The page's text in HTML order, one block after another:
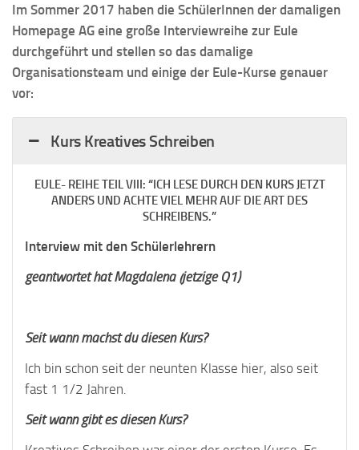
Im Sommer 2017 haben die SchülerInnen der damaligen
Homepage AG eine große Interviewreihe zur Eule
durchgeführt und stellen so das damalige
Organisationsteam und einige der Eule-Kurse genauer
vor:
Kurs Kreatives Schreiben
EULE- REIHE TEIL VIII: “ICH LESE DURCH DEN KURS JETZT
ANDERS UND ACHTE VIEL MEHR AUF DIE ART DES
SCHREIBENS.”
Interview mit den Schülerlehrern
geantwortet hat Magdalena (jetzige Q1)
Seit wann machst du diesen Kurs?
Ich bin schon seit der neunten Klasse hier, also seit
fast 1 1/2 Jahren.
Seit wann gibt es diesen Kurs?